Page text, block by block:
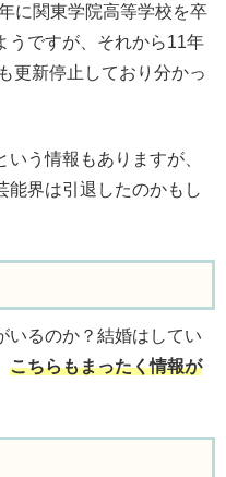
に関東学院高等学校を卒
うですが、それから11年
更新停止しており分かっ
う情報もありますが、
能界は引退したのかもし
いるのか？結婚はしてい
こちらもまったく情報が